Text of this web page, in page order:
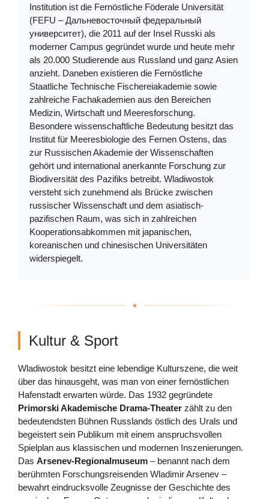
Institution ist die Fernöstliche Föderale Universität
(FEFU – Дальневосточный федеральный
университет), die 2011 auf der Insel Russki als
moderner Campus gegründet wurde und heute mehr
als 20.000 Studierende aus Russland und ganz Asien
anzieht. Daneben existieren die Fernöstliche
Staatliche Technische Fischereiakademie sowie
zahlreiche Fachakademien aus den Bereichen
Medizin, Wirtschaft und Meeresforschung.
Besondere wissenschaftliche Bedeutung besitzt das
Institut für Meeresbiologie des Fernen Ostens, das
zur Russischen Akademie der Wissenschaften
gehört und international anerkannte Forschung zur
Biodiversität des Pazifiks betreibt. Wladiwostok
versteht sich zunehmend als Brücke zwischen
russischer Wissenschaft und dem asiatisch-
pazifischen Raum, was sich in zahlreichen
Kooperationsabkommen mit japanischen,
koreanischen und chinesischen Universitäten
widerspiegelt.
Kultur & Sport
Wladiwostok besitzt eine lebendige Kulturszene, die weit
über das hinausgeht, was man von einer fernöstlichen
Hafenstadt erwarten würde. Das 1932 gegründete
Primorski Akademische Drama-Theater zählt zu den
bedeutendsten Bühnen Russlands östlich des Urals und
begeistert sein Publikum mit einem anspruchsvollen
Spielplan aus klassischen und modernen Inszenierungen.
Das Arsenev-Regionalmuseum – benannt nach dem
berühmten Forschungsreisenden Wladimir Arsenev –
bewahrt eindrucksvolle Zeugnisse der Geschichte des